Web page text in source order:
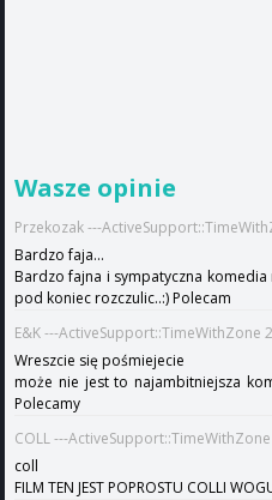
Wasze opinie
Przekozak ---
Bardzo faja...
Bardzo fajna i sympatyczna
pod koniec rozczulic..:) Polecam
E&K ---ActiveSupport::TimeWithZone
Wreszcie się pośmiejecie
może nie jest to najambitniejsza
Polecamy
COLL ---
coll
FILM TEN JEST POPROSTU COLLI